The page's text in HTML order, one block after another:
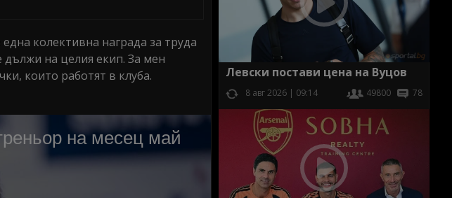
колективна награда за труда
дължи на целия екип. За мен
които работят в клуба.
Левски постави цена на Вуцов
8 авг 2026 | 09:14 49800 78